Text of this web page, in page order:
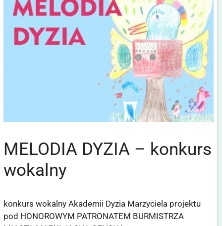
MELODIA DYZIA – konkurs
wokalny
konkurs wokalny Akademii Dyzia Marzyciela projektu
pod HONOROWYM PATRONATEM BURMISTRZA